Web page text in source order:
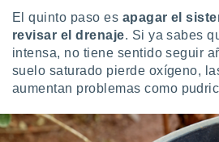
El quinto paso es apagar el
revisar el drenaje. Si ya sabes
intensa, no tiene sentido seguir
suelo saturado pierde oxígeno,
aumentan problemas como